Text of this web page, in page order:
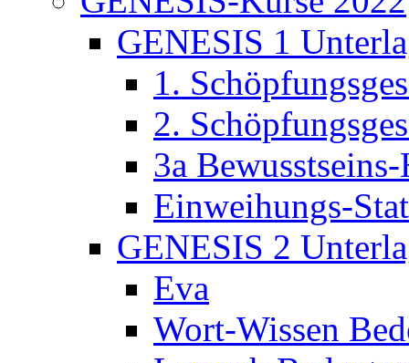
GENESIS 1
1.
2.
3a
Einweihungs-
GENESIS 2
Eva
Wort-Wissen